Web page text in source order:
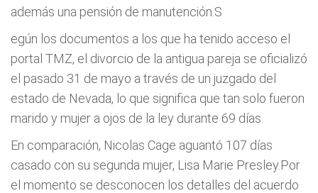
además una pensión de manutención.S
egún los documentos a los que ha tenido acceso el
portal TMZ, el divorcio de la antigua pareja se oficializó
el pasado 31 de mayo a través de un juzgado del
estado de Nevada, lo que significa que tan solo fueron
marido y mujer a ojos de la ley durante 69 días.
En comparación, Nicolas Cage aguantó 107 días
casado con su segunda mujer, Lisa Marie Presley.Por
el momento se desconocen los detalles del acuerdo